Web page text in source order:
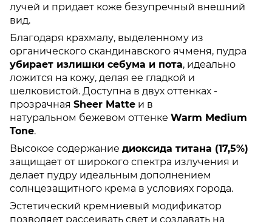
лучей и придает коже безупречный внешний
вид.
Благодаря крахмалу, выделенному из
органического скандинавского ячменя, пудра
убирает излишки себума и пота, идеально
ложится на кожу, делая ее гладкой и
шелковистой. Доступна в двух оттенках -
прозрачная Sheer Matte и в
натуральном бежевом оттенке Warm Medium
Tone.
Высокое содержание диоксида титана (17,5%)
защищает от широкого спектра излучения и
делает пудру идеальным дополнением
солнцезащитного крема в условиях города.
Эстетический кремниевый модификатор
позволяет рассеивать свет и создавать на